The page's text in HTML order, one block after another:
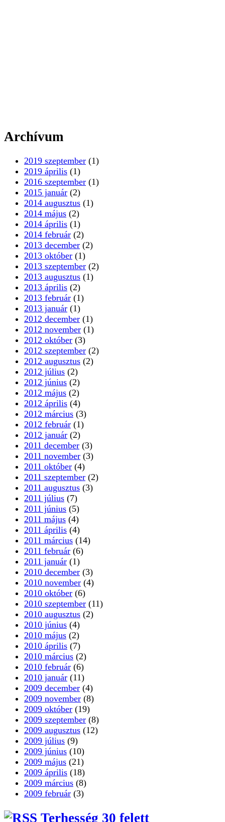
Archívum
2019 szeptember (1)
2019 április (1)
2016 szeptember (1)
2015 január (2)
2014 augusztus (1)
2014 május (2)
2014 április (1)
2014 február (2)
2013 december (2)
2013 október (1)
2013 szeptember (2)
2013 augusztus (1)
2013 április (2)
2013 február (1)
2013 január (1)
2012 december (1)
2012 november (1)
2012 október (3)
2012 szeptember (2)
2012 augusztus (2)
2012 július (2)
2012 június (2)
2012 május (2)
2012 április (4)
2012 március (3)
2012 február (1)
2012 január (2)
2011 december (3)
2011 november (3)
2011 október (4)
2011 szeptember (2)
2011 augusztus (3)
2011 július (7)
2011 június (5)
2011 május (4)
2011 április (4)
2011 március (14)
2011 február (6)
2011 január (1)
2010 december (3)
2010 november (4)
2010 október (6)
2010 szeptember (11)
2010 augusztus (2)
2010 június (4)
2010 május (2)
2010 április (7)
2010 március (2)
2010 február (6)
2010 január (11)
2009 december (4)
2009 november (8)
2009 október (19)
2009 szeptember (8)
2009 augusztus (12)
2009 július (9)
2009 június (10)
2009 május (21)
2009 április (18)
2009 március (8)
2009 február (3)
Terhesség 30 felett